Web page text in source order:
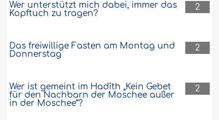
2
Wer unterstützt mich dabei, immer das
Kopftuch zu tragen?
2
Das freiwillige Fasten am Montag und
Donnerstag
2
Wer ist gemeint im Hadîth „Kein Gebet
für den Nachbarn der Moschee außer
in der Moschee“?